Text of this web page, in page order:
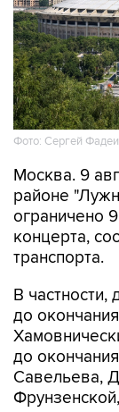
Фото: Сергей
Москва. 9
районе
ограничено
концерта,
транспорта.
В
до
до
Савельева,